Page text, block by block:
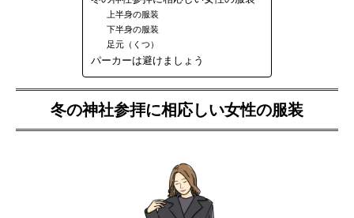
上半身の服装
下半身の服装
足元（くつ）
パーカーは避けましょう
冬の神社参拝に相応しい女性の服装